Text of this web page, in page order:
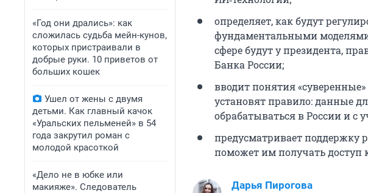
«Год они дрались»: как
сложилась судьба мейн-кунов,
которых пристраивали в
добрые руки. 10 приветов от
больших кошек
Ушел от жены с двумя
детьми. Как главный качок
«Уральских пельменей» в 54
года закрутил роман с
молодой красоткой
«Дело не в юбке или
макияже». Следователь
определяет, как будут
фундаментальными
сфере будут у президента,
Банка России;
вводит понятия
установят правило: данные
обрабатываться в России и с
предусматривает поддержку
поможет им получать
Дарья Пирогова